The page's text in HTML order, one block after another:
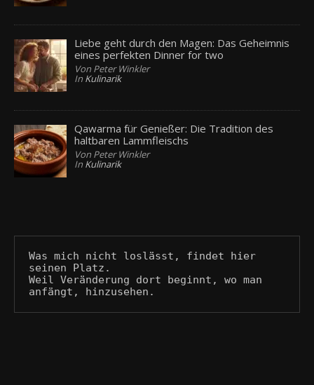
Liebe geht durch den Magen: Das Geheimnis
eines perfekten Dinner for two
Von Peter Winkler
In Kulinarik
Qawarma für Genießer: Die Tradition des
haltbaren Lammfleischs
Von Peter Winkler
In Kulinarik
Was mich nicht loslässt, findet hier
seinen Platz.
Weil Veränderung dort beginnt, wo man
anfängt, hinzusehen.